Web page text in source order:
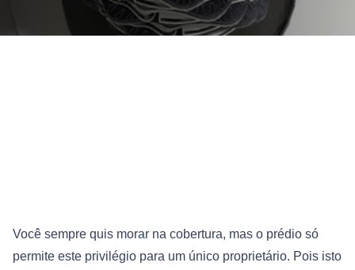
Você sempre quis morar na cobertura, mas o prédio só
permite este privilégio para um único proprietário. Pois isto